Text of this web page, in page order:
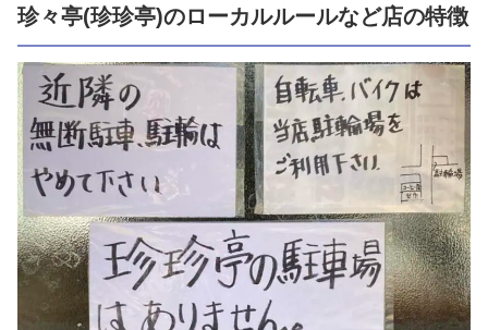
珍々亭(珍珍亭)のローカルルールなど店の特徴